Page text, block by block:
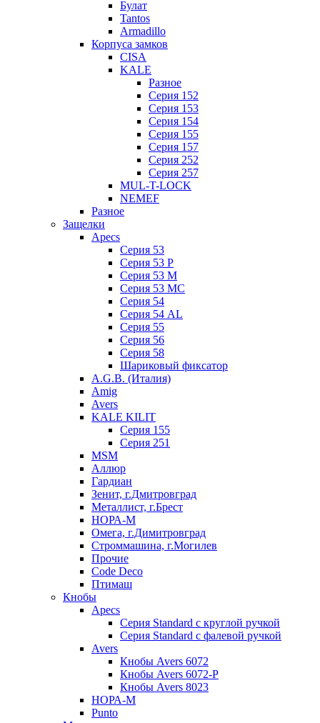
Булат
Tantos
Armadillo
Корпуса замков
CISA
KALE
Разное
Серия 152
Серия 153
Серия 154
Серия 155
Серия 157
Серия 252
Серия 257
MUL-T-LOCK
NEMEF
Разное
Защелки
Apecs
Серия 53
Серия 53 P
Серия 53 М
Серия 53 МC
Серия 54
Серия 54 AL
Серия 55
Серия 56
Серия 58
Шариковый фиксатор
A.G.B. (Италия)
Amig
Avers
KALE KILIT
Серия 155
Серия 251
MSM
Аллюр
Гардиан
Зенит, г.Дмитровград
Металлист, г.Брест
НОРА-М
Омега, г.Димитровград
Строммашина, г.Могилев
Прочие
Code Deco
Птимаш
Кнобы
Apecs
Серия Standard с круглой ручкой
Серия Standard с фалевой ручкой
Avers
Кнобы Avers 6072
Кнобы Avers 6072-P
Кнобы Avers 8023
НОРА-М
Punto